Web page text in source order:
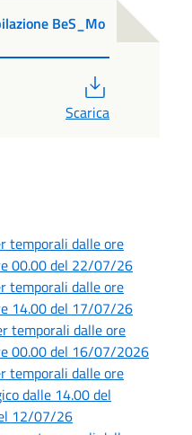
BeS_Mo
Scarica
temporali dalle ore
00.00 del 22/07/26
temporali dalle ore
14.00 del 17/07/26
temporali dalle ore
00.00 del 16/07/2026
temporali dalle ore
dalle 14.00 del
12/07/26